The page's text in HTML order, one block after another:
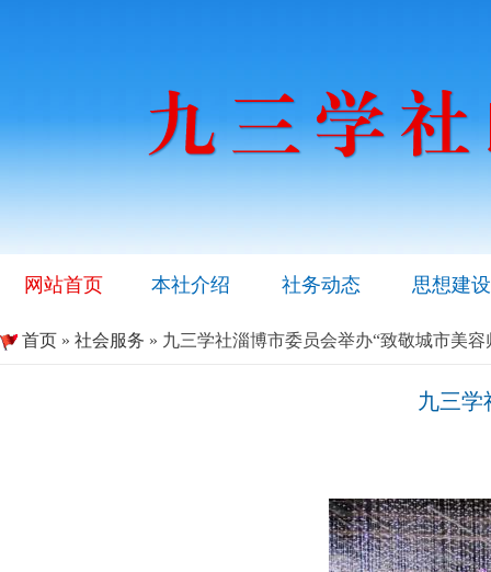
网站首页 本社介绍 社务动态 思想建设
首页 » 社会服务 » 九三学社淄博市委员会举办“致敬城市美
九三学